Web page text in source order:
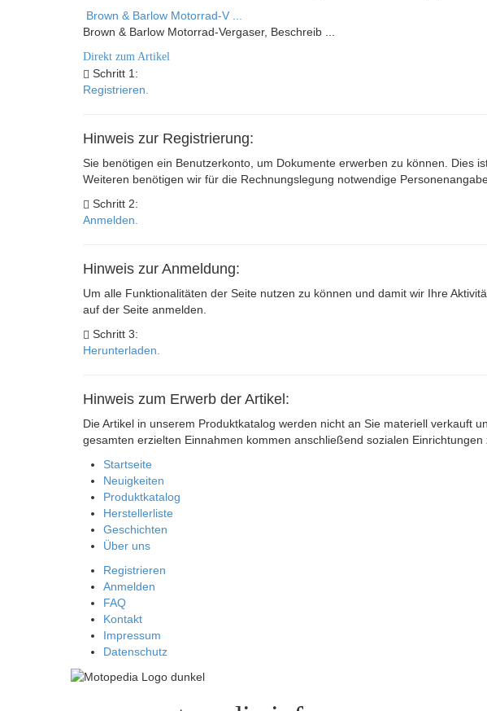
Brown & Barlow Motorrad-V ...
Brown & Barlow Motorrad-Vergaser, Beschreib ...
Direkt zum Artikel
Schritt 1:
Registrieren.
Hinweis zur Registrierung:
Sie benötigen ein Benutzerkonto, um Dokumente erwerben zu können. Dies
Weiteren benötigen wir für die Rechnungslegung notwendige
Schritt 2:
Anmelden.
Hinweis zur Anmeldung:
Um alle Funktionalitäten der Seite nutzen zu können und damit wir Ihre
auf der Seite anmelden.
Schritt 3:
Herunterladen.
Hinweis zum Erwerb der Artikel:
Die Artikel in unserem Produktkatalog werden nicht an Sie materiell verkauft
gesamten erzielten Einnahmen kommen anschließend sozialen Einrichtungen
Startseite
Neuigkeiten
Produktkatalog
Herstellerliste
Geschichten
Über uns
Registrieren
Anmelden
FAQ
Kontakt
Impressum
Datenschutz